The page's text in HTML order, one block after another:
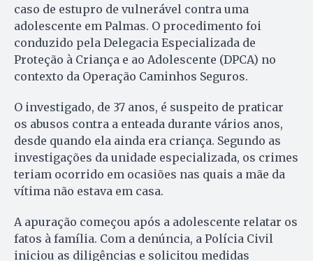
caso de estupro de vulnerável contra uma
adolescente em Palmas. O procedimento foi
conduzido pela Delegacia Especializada de
Proteção à Criança e ao Adolescente (DPCA) no
contexto da Operação Caminhos Seguros.
O investigado, de 37 anos, é suspeito de praticar
os abusos contra a enteada durante vários anos,
desde quando ela ainda era criança. Segundo as
investigações da unidade especializada, os crimes
teriam ocorrido em ocasiões nas quais a mãe da
vítima não estava em casa.
A apuração começou após a adolescente relatar os
fatos à família. Com a denúncia, a Polícia Civil
iniciou as diligências e solicitou medidas